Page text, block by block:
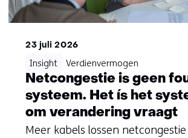
23 juli 2026
Netcongestie is geen
systeem. Het ís het
om verandering vraagt
Meer kabels lossen
Insight Verdienvermogen